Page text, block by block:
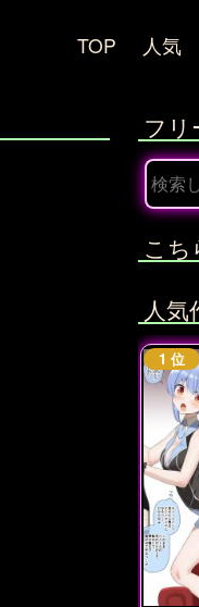
TOP 人気
フリ
こち
人気